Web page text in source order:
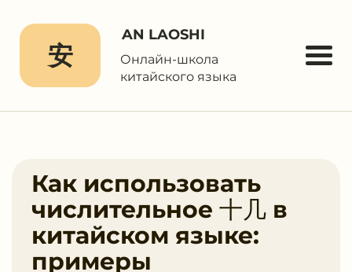
安
AN LAOSHI
Онлайн-школа
китайского языка
Как использовать
числительное ⼗⼏ в
китайском языке:
примеры